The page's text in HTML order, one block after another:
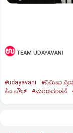
TEAM UDAYAVANI
#udayavani #ನಿಮಿಷಾ
ಕೆಎ ಪೌಲ್
#ಮರಣದಂಡನೆ